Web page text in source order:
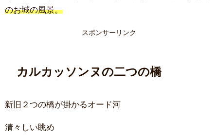
のお城の風景。
スポンサーリンク
カルカッソンヌの二つの橋
新旧２つの橋が掛かるオード河
清々しい眺め